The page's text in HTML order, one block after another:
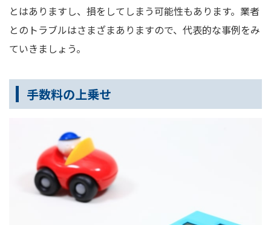
とはありますし、損をしてしまう可能性もあります。業者
とのトラブルはさまざまありますので、代表的な事例をみ
ていきましょう。
手数料の上乗せ